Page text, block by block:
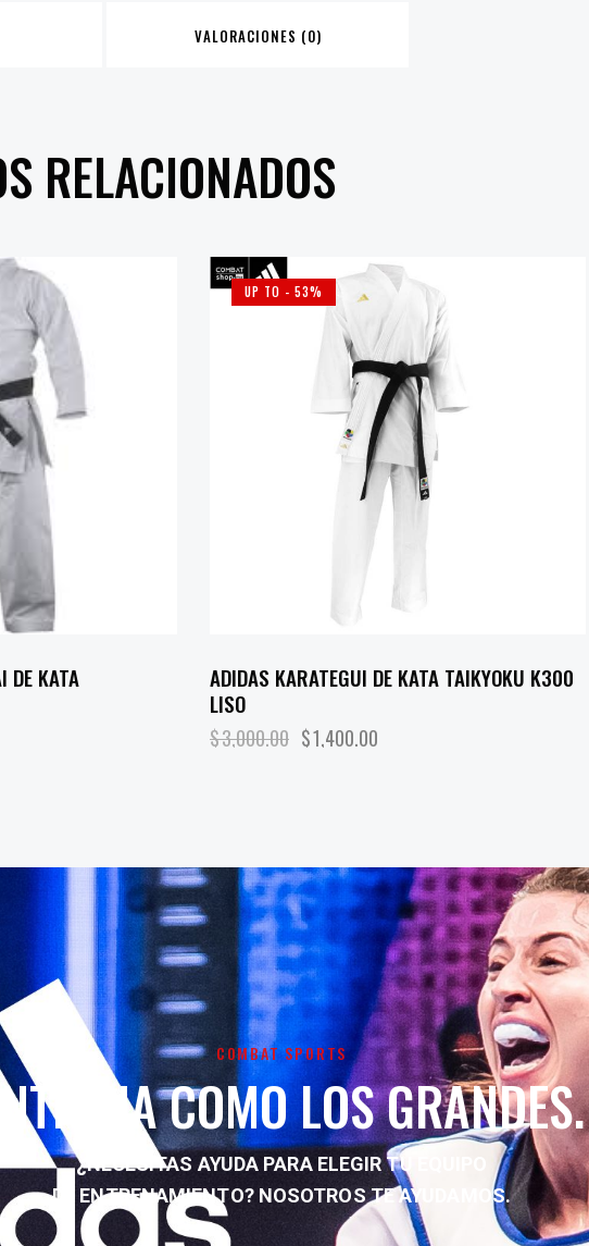
VALORACIONES (0)
RELACIONADOS
DE KATA
UP TO - 53%
ADIDAS KARATEGUI DE KATA TAIKYOKU K300
LISO
$3,000.00 $1,400.00
COMBAT SPORTS
ENTRENA COMO LOS GRANDES.
¿NECESITAS AYUDA PARA ELEGIR TU EQUIPO
DE ENTRENAMIENTO? NOSOTROS TE AYUDAMOS.